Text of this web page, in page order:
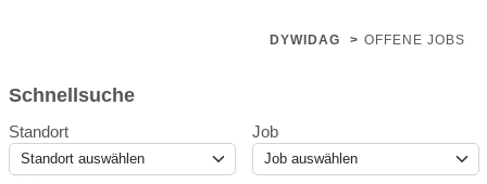
DYWIDAG > OFFENE JOBS
Schnellsuche
Standort Job